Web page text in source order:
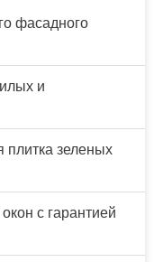
фасадного
и
плитка зеленых
с гарантией